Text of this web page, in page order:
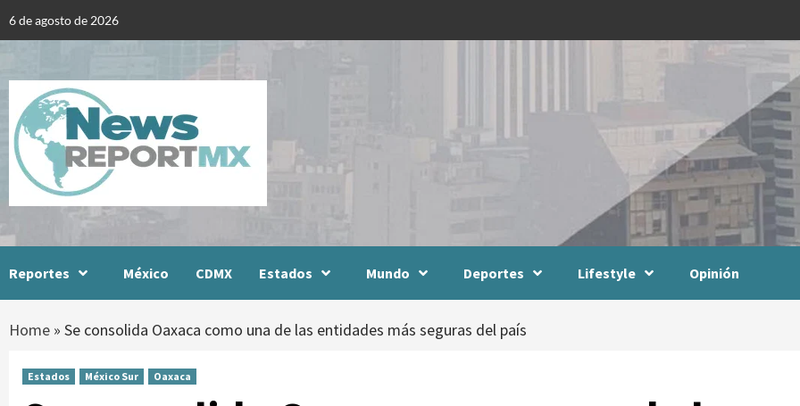
6 de agosto de 2026
Reportes México CDMX Estados Mundo Deportes Lifestyle Opinión
Home » Se consolida Oaxaca como una de las entidades más seguras del país
Estados México Sur Oaxaca